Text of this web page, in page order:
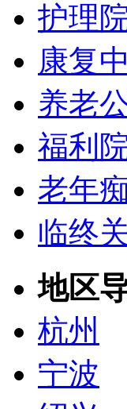
护理
康复
养老
福利
老年
临终
地区
杭州
宁波